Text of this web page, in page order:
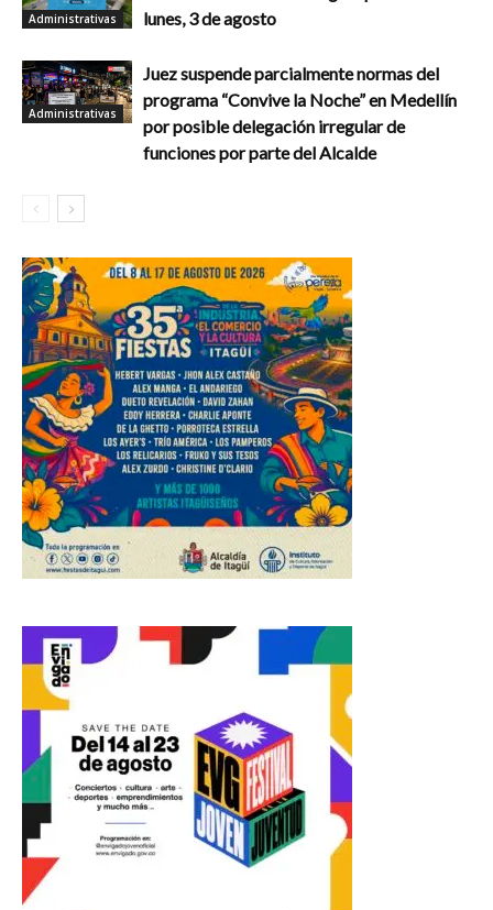
Administrativas
lunes, 3 de agosto
Administrativas
Juez suspende parcialmente normas del
programa “Convive la Noche” en Medellín
por posible delegación irregular de
funciones por parte del Alcalde